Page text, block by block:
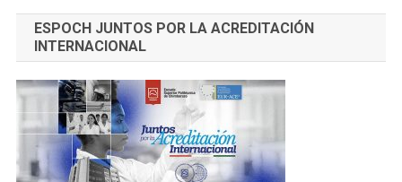
ESPOCH JUNTOS POR LA ACREDITACIÓN
INTERNACIONAL